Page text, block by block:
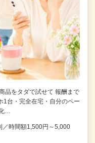
品をタダで試せて 報酬まで
1台・完全在宅・自分のペー
…
／時間額1,500円～5,000